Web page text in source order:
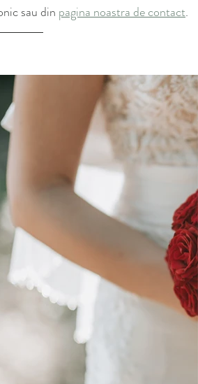
sau din pagina noastra de contact.